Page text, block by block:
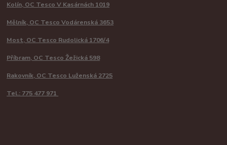
Kolín, OC Tesco V Kasárnách 1019
Mělník, OC Tesco Vodárenská 3653
Most, OC Tesco Rudolická 1706/4
Příbram, OC Tesco Žežická 598
Rakovník, OC Tesco Luženská 2725
Tel.: 775 477 971